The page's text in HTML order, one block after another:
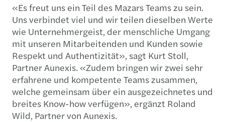
«Es freut uns ein Teil des Mazars Teams zu sein.
Uns verbindet viel und wir teilen dieselben Werte
wie Unternehmergeist, der menschliche Umgang
mit unseren Mitarbeitenden und Kunden sowie
Respekt und Authentizität», sagt Kurt Stoll,
Partner Aunexis. «Zudem bringen wir zwei sehr
erfahrene und kompetente Teams zusammen,
welche gemeinsam über ein ausgezeichnetes und
breites Know-how verfügen», ergänzt Roland
Wild, Partner von Aunexis.